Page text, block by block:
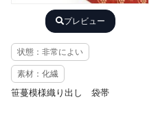
プレビュー
状態：非常によい
素材：化繊
笹蔓模様織り出し 袋帯